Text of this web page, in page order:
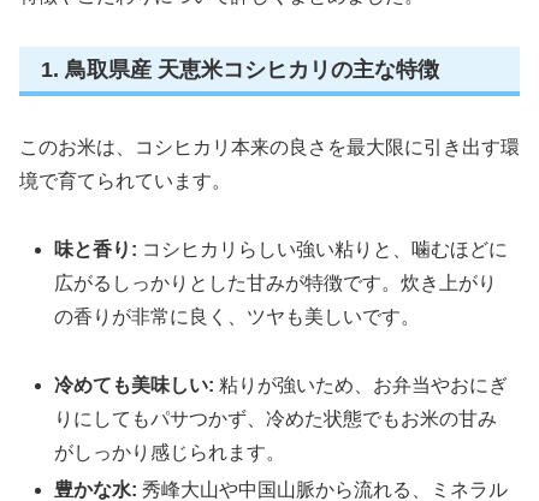
1. 鳥取県産 天恵米コシヒカリの主な特徴
このお米は、コシヒカリ本来の良さを最大限に引き出す環
境で育てられています。
味と香り: コシヒカリらしい強い粘りと、噛むほどに
広がるしっかりとした甘みが特徴です。炊き上がり
の香りが非常に良く、ツヤも美しいです。
冷めても美味しい: 粘りが強いため、お弁当やおにぎ
りにしてもパサつかず、冷めた状態でもお米の甘み
がしっかり感じられます。
豊かな水: 秀峰大山や中国山脈から流れる、ミネラル